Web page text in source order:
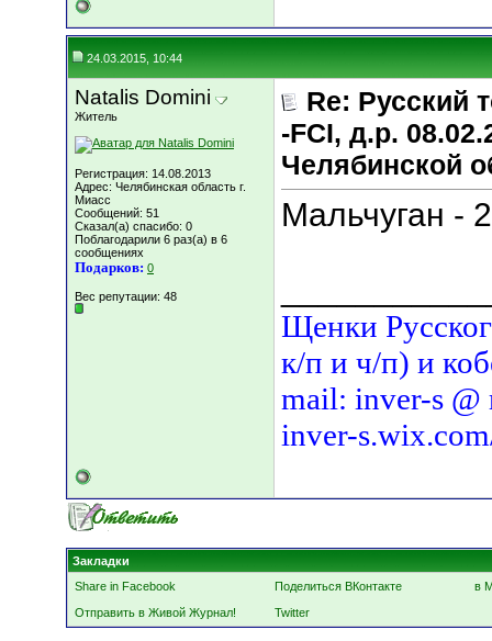
24.03.2015, 10:44
Natalis Domini
Житель
Регистрация: 14.08.2013
Адрес: Челябинская область г.
Миасс
Сообщений: 51
Сказал(а) спасибо: 0
Поблагодарили 6 раз(а) в 6
сообщениях
Подарков: 0
Вес репутации: 48
Re: Русский
-FCI, д.р.
Челябинской
Мальчуган -
Щенки
к/п и ч/п) и
mail: inver-s @
inver-
Закладки
Share in Facebook
Поделиться ВКонтакте
в
Отправить в Живой Журнал!
Twitter